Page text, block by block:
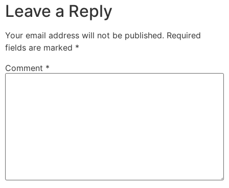
Leave a Reply
Your email address will not be published. Required
fields are marked *
Comment *